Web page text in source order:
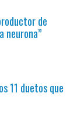
de
neurona”
11 duetos que